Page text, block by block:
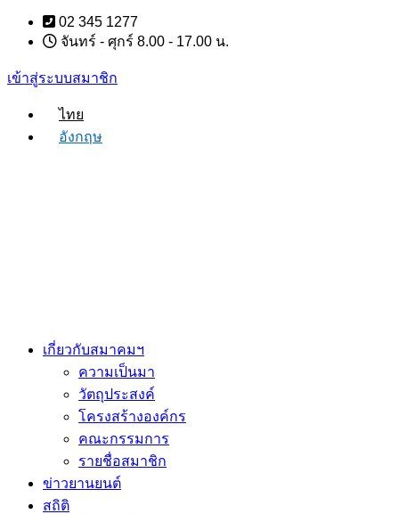
Skip
content
02 345 1277
จันทร์ - ศุกร์ 8.00 - 17.00 น.
เข้าสู่ระบบสมาชิก
ไทย
อังกฤษ
เกี่ยวกับสมาคมฯ
ความเป็นมา
วัตถุประสงค์
โครงสร้างองค์กร
คณะกรรมการ
รายชื่อสมาชิก
ข่าวยานยนต์
สถิติ